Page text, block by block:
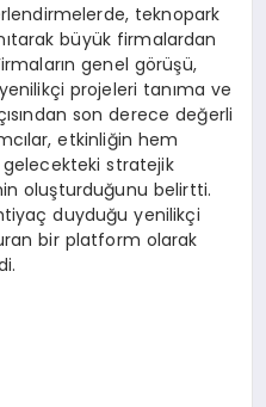
teknopark
büyük firmalardan
genel görüşü,
projeleri tanıma ve
son derece değerli
etkinliğin hem
gelecekteki stratejik
oluşturduğunu belirtti.
duyduğu yenilikçi
bir platform olarak